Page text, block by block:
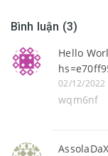
Bình luận (3)
Hello
02/12/2022
wqm6nf
AssolaDaX